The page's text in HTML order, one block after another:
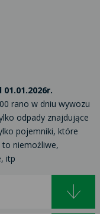
rano w dniu wywozu
odpady znajdujące
pojemniki, które
to niemożliwe,
itp